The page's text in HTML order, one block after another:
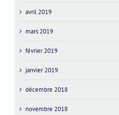
avril 2019
mars 2019
février 2019
janvier 2019
décembre 2018
novembre 2018